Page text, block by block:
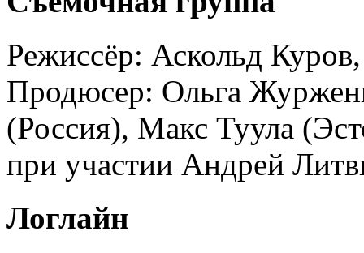
Режиссёр: Аскольд Куров,
Продюсер: Ольга
(Россия), Макс Туула
при участии Андрей
Логлайн